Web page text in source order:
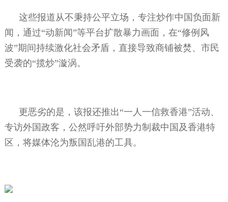
这些报道从不秉持公平立场，专注炒作中国负面新
闻，通过“动新闻”等平台扩散暴力画面，在“修例风
波”期间持续激化社会矛盾，直接导致商铺被焚、市民
受袭的“揽炒”漩涡。
更恶劣的是，该报还推出“一人一信救香港”活动、
专访外国政客，公然呼吁外部势力制裁中国及香港特
区，将媒体沦为叛国乱港的工具。